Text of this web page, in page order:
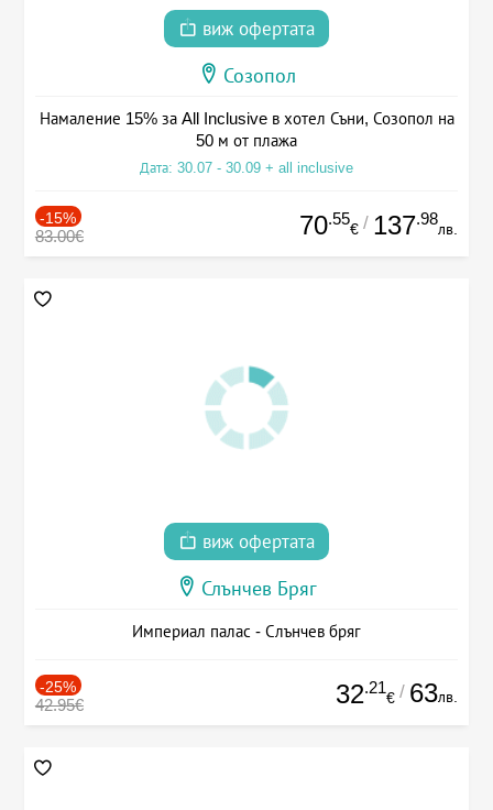
виж офертата
Созопол
Намаление 15% за All Inclusive в хотел Съни, Созопол на
50 м от плажа
Дата: 30.07 - 30.09 + all inclusive
-15%
83.00€ 70.55
€ / 137.98
лв.
виж офертата
Слънчев Бряг
Империал палас - Слънчев бряг
-25%
42.95€ 32.21
€ / 63лв.